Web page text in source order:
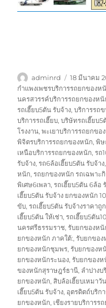
ผู้
เขียน
adminrd
เขียน
เมื่อ
18 มีนาคม
กำแพงเพชรบริการรถยกของห
นครสวรรค์บริการรถยกของห
รถเฮี๊ยบ5ตัน รับจ้าง,บริการรถ
บริการรถเฮี๊ยบ,บริษัทรถเฮี๊ยบ5
โรงงาน,พะเยาบริการรถยกขอ
พิจิตรบริการรถยกของหนัก,พิษ
เหนือบริการรถยกของหนัก,รถ
รับจ้าง,รถ6ล้อเฮี๊ยบ5ตัน รับจ้าง
หนัก,รถยกของหนัก รถเฉพาะ
พิเศษ6เพลา,รถเฮี๊ยบ5ตัน 6ล้อ
เฮี๊ยบ5ตัน รับจ้าง ยกของหนัก
ขับ,รถเฮี๊ยบ5ตัน รับจ้างราคาถูก
เฮี๊ยบ5ตัน ให้เช่า,รถเฮี๊ยบ5ตัน
นครศรีธรรมราช,รับยกของหนั
ยกของหนัก ภาคใต้:,รับยกของ
ยกของหนักชุมพร,รับยกของห
ยกของหนักระนอง,รับยกของห
ของหนักสุราษฎร์ธานี, ลำปาง
ยกของหนัก, สิบล้อเฮี๊ยบเหมาวั
เฮี๊ยบ5ตัน รับจ้าง, อุตรดิตถ์บริก
ยกของหนัก, เชียงรายบริการร